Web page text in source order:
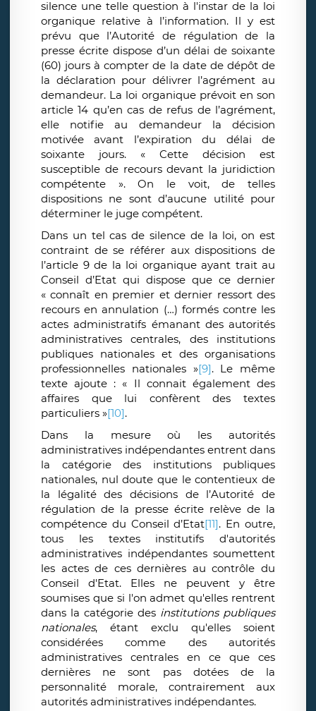
silence une telle question à l'instar de la loi
organique relative à l’information. Il y est
prévu que l’Autorité de régulation de la
presse écrite dispose d’un délai de soixante
(60) jours à compter de la date de dépôt de
la déclaration pour délivrer l’agrément au
demandeur. La loi organique prévoit en son
article 14 qu’en cas de refus de l’agrément,
elle notifie au demandeur la décision
motivée avant l’expiration du délai de
soixante jours. « Cette décision est
susceptible de recours devant la juridiction
compétente ». On le voit, de telles
dispositions ne sont d’aucune utilité pour
déterminer le juge compétent.
Dans un tel cas de silence de la loi, on est
contraint de se référer aux dispositions de
l’article 9 de la loi organique ayant trait au
Conseil d’Etat qui dispose que ce dernier
« connaît en premier et dernier ressort des
recours en annulation (…) formés contre les
actes administratifs émanant des autorités
administratives centrales, des institutions
publiques nationales et des organisations
professionnelles nationales »[9]. Le même
texte ajoute : « Il connait également des
affaires que lui confèrent des textes
particuliers »[10].
Dans la mesure où les autorités
administratives indépendantes entrent dans
la catégorie des institutions publiques
nationales, nul doute que le contentieux de
la légalité des décisions de l’Autorité de
régulation de la presse écrite relève de la
compétence du Conseil d’Etat[11]. En outre,
tous les textes institutifs d'autorités
administratives indépendantes soumettent
les actes de ces dernières au contrôle du
Conseil d'Etat. Elles ne peuvent y être
soumises que si l'on admet qu'elles rentrent
dans la catégorie des institutions publiques
nationales, étant exclu qu'elles soient
considérées comme des autorités
administratives centrales en ce que ces
dernières ne sont pas dotées de la
personnalité morale, contrairement aux
autorités administratives indépendantes.